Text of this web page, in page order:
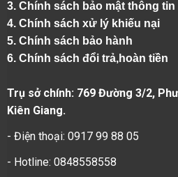
3. Chính sách bảo mật thông tin
4. Chính sách xử lý khiếu nại
5. Chính sách bảo hành
6. Chính sách đổi trả,hoàn tiền
Trụ sở chính: 769 Đường 3/2,
Kiên Giang.
- Điện thoại: 0917 99 88 05
- Hotline: 0848558558